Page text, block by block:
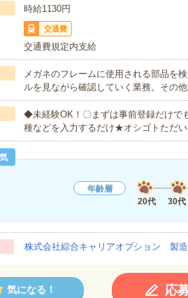
時給1130円
交通費
交通費規定内支給
メガネのフレームに使用される部品を
ルを見ながら確認していく業務。その
◆未経験OK！〇まずは事前登録だけで
種などを入力するだけ★オシゴトただ
年齢層
20代
30代
株式会社綜合キャリアオプション 製造
気になる！ 応